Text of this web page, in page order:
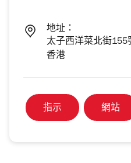
地址：
太子西洋菜北街155
香港
指示 網站